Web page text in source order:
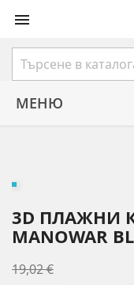

МЕНЮ
3D ПЛАЖНИ
MANOWAR
19,02 €